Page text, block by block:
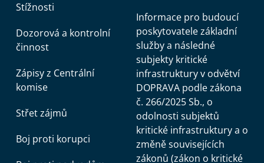
Stížnosti
Dozorová a kontrolní
činnost
Zápisy z Centrální
komise
Střet zájmů
Boj proti korupci
Informace pro budoucí
poskytovatele základní
služby a následné
subjekty kritické
infrastruktury v odvětví
DOPRAVA podle zákona
č. 266/2025 Sb., o
odolnosti subjektů
kritické infrastruktury a o
změně souvisejících
zákonů (zákon o kritické